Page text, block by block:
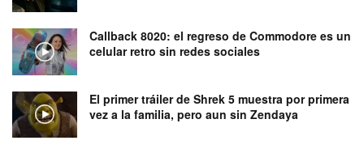
Callback 8020: el regreso de Commodore es un
celular retro sin redes sociales
El primer tráiler de Shrek 5 muestra por primera
vez a la familia, pero aun sin Zendaya